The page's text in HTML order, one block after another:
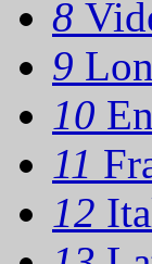
8
9
10
11
12